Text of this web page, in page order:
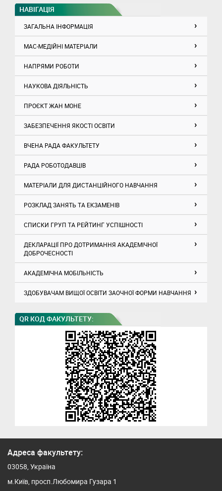
НАВІГАЦІЯ
ЗАГАЛЬНА ІНФОРМАЦІЯ
МАС-МЕДІЙНІ МАТЕРІАЛИ
НАПРЯМИ РОБОТИ
НАУКОВА ДІЯЛЬНІСТЬ
ПРОЄКТ ЖАН МОНЕ
ЗАБЕЗПЕЧЕННЯ ЯКОСТІ ОСВІТИ
ВЧЕНА РАДА ФАКУЛЬТЕТУ
РАДА РОБОТОДАВЦІВ
МАТЕРІАЛИ ДЛЯ ДИСТАНЦІЙНОГО НАВЧАННЯ
РОЗКЛАД ЗАНЯТЬ ТА ЕКЗАМЕНІВ
СПИСКИ ГРУП ТА РЕЙТИНГ УСПІШНОСТІ
ДЕКЛАРАЦІЇ ПРО ДОТРИМАННЯ АКАДЕМІЧНОЇ
ДОБРОЧЕСНОСТІ
АКАДЕМІЧНА МОБІЛЬНІСТЬ
ЗДОБУВАЧАМ ВИЩОЇ ОСВІТИ ЗАОЧНОЇ ФОРМИ НАВЧАННЯ
QR КОД ФАКУЛЬТЕТУ:
Адреса факультету:
03058, Україна
м.Київ, просп.Любомира Гузара 1